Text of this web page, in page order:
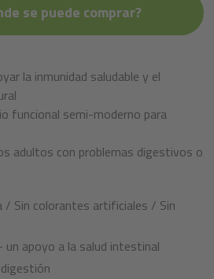
se puede comprar?
la inmunidad saludable y el
funcional semi-moderno para
adultos con problemas digestivos o
/ Sin colorantes artificiales / Sin
un apoyo a la salud intestinal